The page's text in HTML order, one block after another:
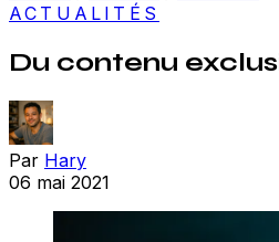
ACTUALITÉS
Du contenu
Par Hary
06 mai 2021